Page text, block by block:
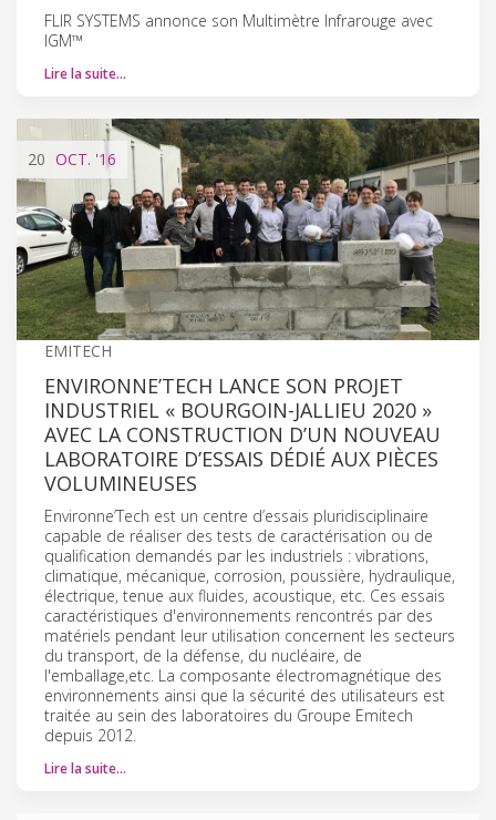
FLIR SYSTEMS annonce son Multimètre Infrarouge avec
IGM™
Lire la suite…
20 OCT. '16
EMITECH
ENVIRONNE’TECH LANCE SON PROJET
INDUSTRIEL « BOURGOIN-JALLIEU 2020 »
AVEC LA CONSTRUCTION D’UN NOUVEAU
LABORATOIRE D’ESSAIS DÉDIÉ AUX PIÈCES
VOLUMINEUSES
Environne’Tech est un centre d’essais pluridisciplinaire
capable de réaliser des tests de caractérisation ou de
qualification demandés par les industriels : vibrations,
climatique, mécanique, corrosion, poussière, hydraulique,
électrique, tenue aux fluides, acoustique, etc. Ces essais
caractéristiques d'environnements rencontrés par des
matériels pendant leur utilisation concernent les secteurs
du transport, de la défense, du nucléaire, de
l'emballage,etc. La composante électromagnétique des
environnements ainsi que la sécurité des utilisateurs est
traitée au sein des laboratoires du Groupe Emitech
depuis 2012.
Lire la suite…